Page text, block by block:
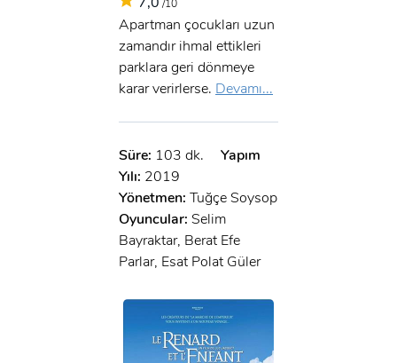
/10
Apartman çocukları uzun
zamandır ihmal ettikleri
parklara geri dönmeye
karar verirlerse. Devamı...
Süre: 103 dk.
Yapım
Yılı: 2019
Yönetmen: Tuğçe Soysop
Oyuncular: Selim
Bayraktar, Berat Efe
Parlar, Esat Polat Güler